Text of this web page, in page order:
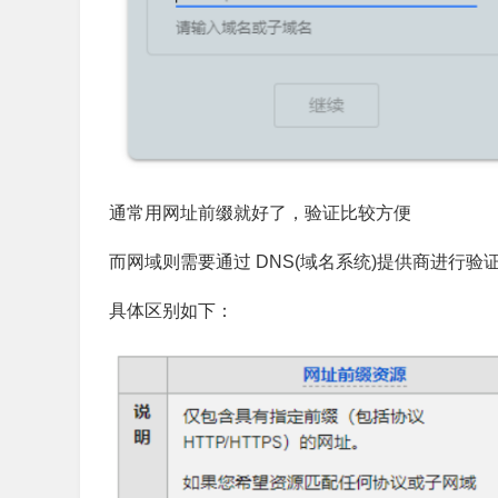
通常用网址前缀就好了，验证比较方便
而网域则需要通过 DNS(域名系统)提供商进行验
具体区别如下：